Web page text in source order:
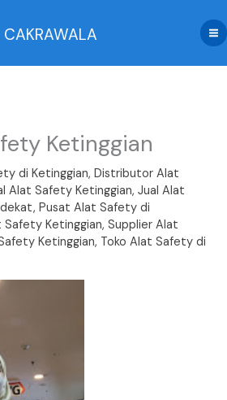
CAKRAWALA
Ketinggian
di Ketinggian,Distributor Alat
Alat Safety Ketinggian,Jual Alat
,Pusat Alat Safety di
Safety Ketinggian,Supplier Alat
Ketinggian, Toko Alat Safety di